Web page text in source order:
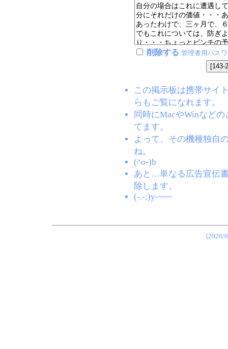
削除する 管理者用パス
この掲示板は携帯サイ
らもご覧になれます。
同時にMacやWinなど
てます。
よって、その機種独自
ね。
(^o-)b
あと…単なる広告宣伝
除します。
(-.-;)y-~~~
[2026/